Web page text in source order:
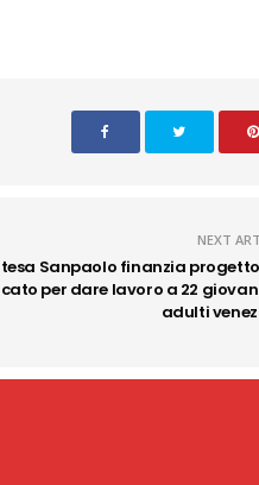
NEXT
Sanpaolo finanzia
per dare lavoro a 22
adulti